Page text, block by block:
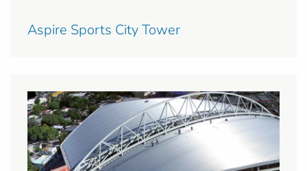
Aspire Sports City Tower